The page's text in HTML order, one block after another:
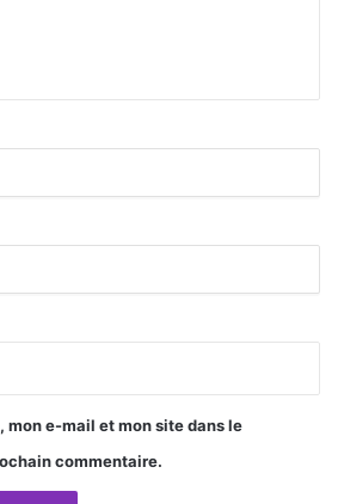
mon e-mail et mon site dans le
commentaire.